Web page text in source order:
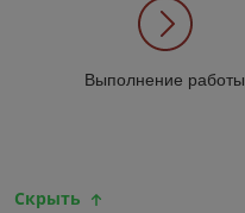
Выполнение работы
Скрыть